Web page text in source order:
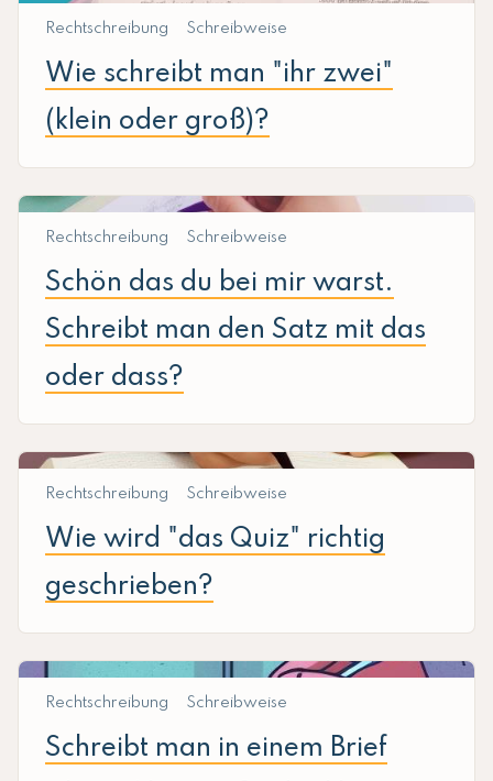
Rechtschreibung Schreibweise
Wie schreibt man "ihr zwei"
(klein oder groß)?
Rechtschreibung Schreibweise
Schön das du bei mir warst.
Schreibt man den Satz mit das
oder dass?
Rechtschreibung Schreibweise
Wie wird "das Quiz" richtig
geschrieben?
Rechtschreibung Schreibweise
Schreibt man in einem Brief